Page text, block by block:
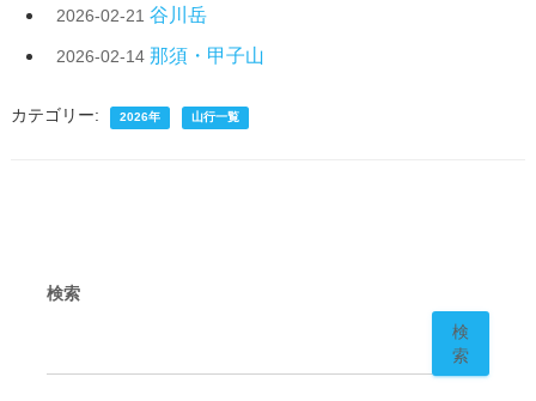
2026-02-21 谷川岳
2026-02-14 那須・甲子山
カテゴリー: 2026年 山行一覧
検索
検
索